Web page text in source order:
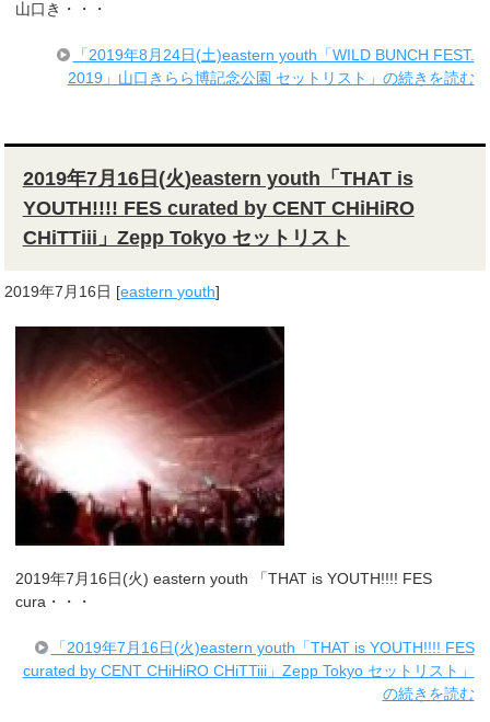
山口き・・・
「2019年8月24日(土)eastern youth「WILD BUNCH FEST.
2019」山口きらら博記念公園 セットリスト」の続きを読む
2019年7月16日(火)eastern youth「THAT is
YOUTH!!!! FES curated by CENT CHiHiRO
CHiTTiii」Zepp Tokyo セットリスト
2019年7月16日 [eastern youth]
2019年7月16日(火) eastern youth 「THAT is YOUTH!!!! FES
cura・・・
「2019年7月16日(火)eastern youth「THAT is YOUTH!!!! FES
curated by CENT CHiHiRO CHiTTiii」Zepp Tokyo セットリスト」
の続きを読む